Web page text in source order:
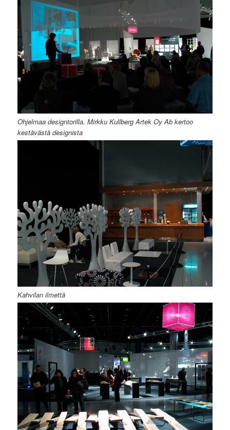
Ohjelmaa designtorilla. Mirkku Kullberg Artek Oy Ab kertoo
kestävästä designista
Kahvilan ilmettä